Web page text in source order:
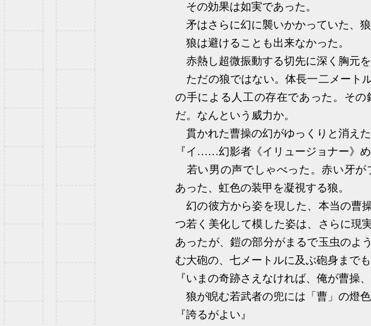
その効果は如実であった。
矛はさらに幻に襲いかかっていた、
狼は避けることも出来なかった。
赤熱し超微振動する切先に深く胸元
ただの狼ではない。体長一二メート
の手による人工の存在であった。そ
だ。なんという威力か。
貫かれた曹操の幻がゆっくりと消え
『イ……幻影者《イリュージョナー》め
若い男の声でしゃべった。赤い牙が
あった、虹色の装甲を凝視する狼。
幻の彼方から姿を現した、本当の曹
つ若く美化して模した姿は、さらに現
あったが、鎧の部分がまるで玉虫のよ
む大砲の、七メートルに及ぶ砲身までも
『いまの奇跡さえなければ、俺が曹操
狼が睨む若武者の兜には「曹」の燈色
『誇るがよい』